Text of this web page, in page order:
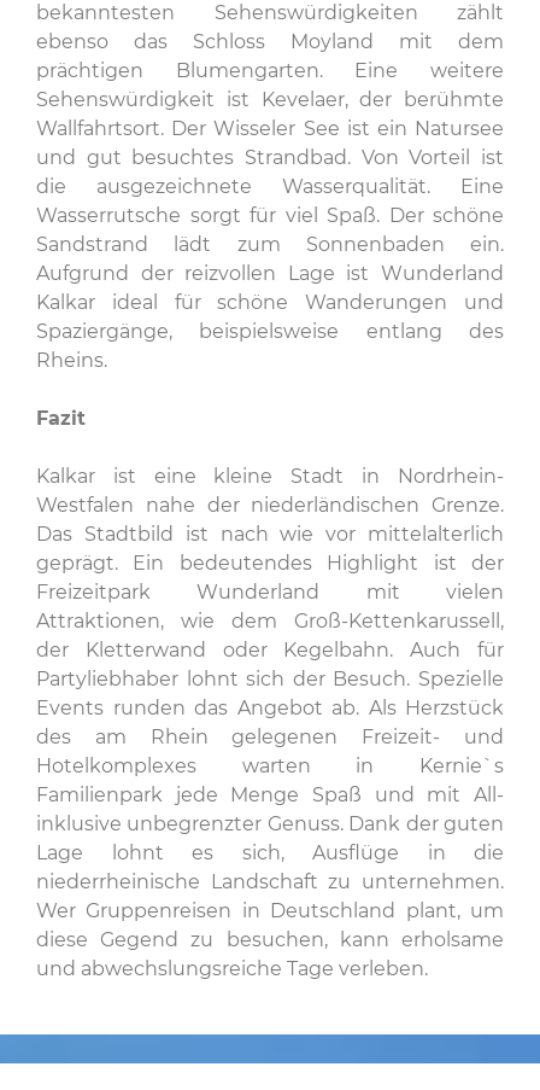
bekanntesten Sehenswürdigkeiten zählt
ebenso das Schloss Moyland mit dem
prächtigen Blumengarten. Eine weitere
Sehenswürdigkeit ist Kevelaer, der berühmte
Wallfahrtsort. Der Wisseler See ist ein Natursee
und gut besuchtes Strandbad. Von Vorteil ist
die ausgezeichnete Wasserqualität. Eine
Wasserrutsche sorgt für viel Spaß. Der schöne
Sandstrand lädt zum Sonnenbaden ein.
Aufgrund der reizvollen Lage ist Wunderland
Kalkar ideal für schöne Wanderungen und
Spaziergänge, beispielsweise entlang des
Rheins.
Fazit
Kalkar ist eine kleine Stadt in Nordrhein-
Westfalen nahe der niederländischen Grenze.
Das Stadtbild ist nach wie vor mittelalterlich
geprägt. Ein bedeutendes Highlight ist der
Freizeitpark Wunderland mit vielen
Attraktionen, wie dem Groß-Kettenkarussell,
der Kletterwand oder Kegelbahn. Auch für
Partyliebhaber lohnt sich der Besuch. Spezielle
Events runden das Angebot ab. Als Herzstück
des am Rhein gelegenen Freizeit- und
Hotelkomplexes warten in Kernie`s
Familienpark jede Menge Spaß und mit All-
inklusive unbegrenzter Genuss. Dank der guten
Lage lohnt es sich, Ausflüge in die
niederrheinische Landschaft zu unternehmen.
Wer Gruppenreisen in Deutschland plant, um
diese Gegend zu besuchen, kann erholsame
und abwechslungsreiche Tage verleben.